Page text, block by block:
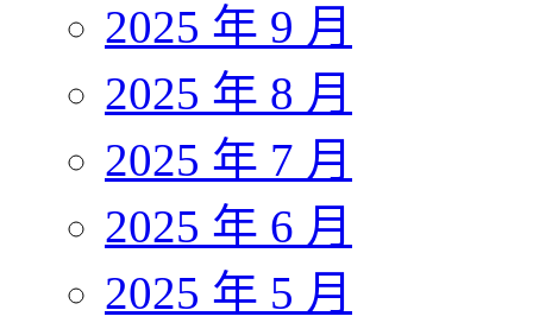
2025 年 9 月
2025 年 8 月
2025 年 7 月
2025 年 6 月
2025 年 5 月